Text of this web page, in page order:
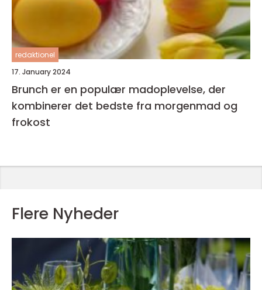
redaktionel
17. January 2024
Brunch er en populær madoplevelse, der
kombinerer det bedste fra morgenmad og
frokost
Flere Nyheder